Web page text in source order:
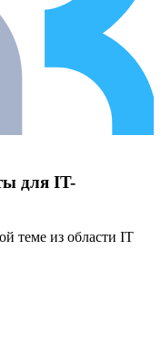
для IT-
теме из области IT